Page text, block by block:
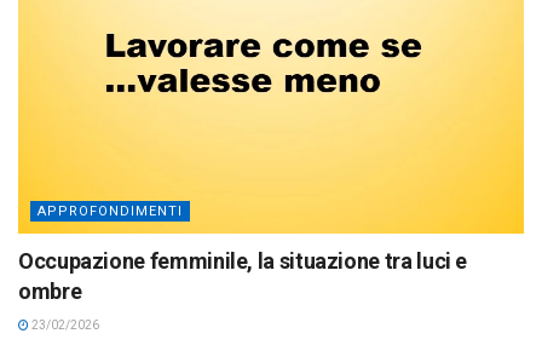
APPROFONDIMENTI
Occupazione femminile, la situazione tra luci e
ombre
23/02/2026